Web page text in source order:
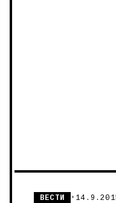
ВЕСТИ •